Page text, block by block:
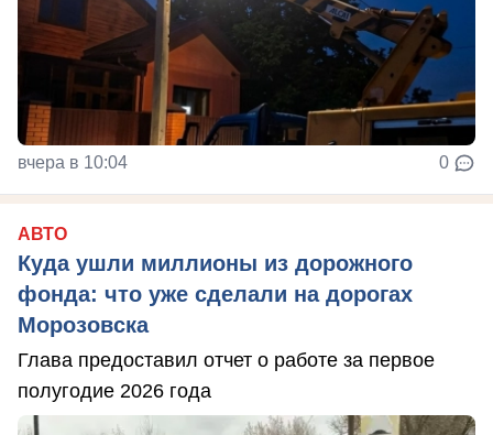
вчера в 10:04 0
АВТО
Куда ушли миллионы из дорожного
фонда: что уже сделали на дорогах
Морозовска
Глава предоставил отчет о работе за первое
полугодие 2026 года